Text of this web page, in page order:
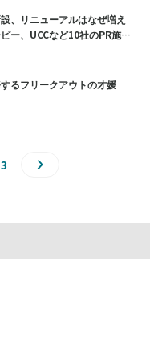
、リニューアルはなぜ増え
ー、UCCなど10社のPR施設
るフリークアウトの才媛
3